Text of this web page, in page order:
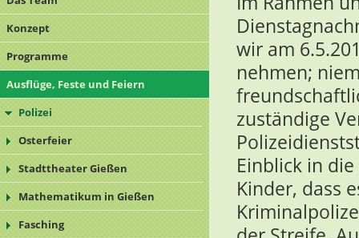
Konzept
Programme
Ausflüge, Feste und Feiern
Polizei
Osterfeier
Stadttheater Gießen
Mathematikum in Gießen
Fasching
wir am
nehmen;
zuständige
Einblick in
Kinder, dass